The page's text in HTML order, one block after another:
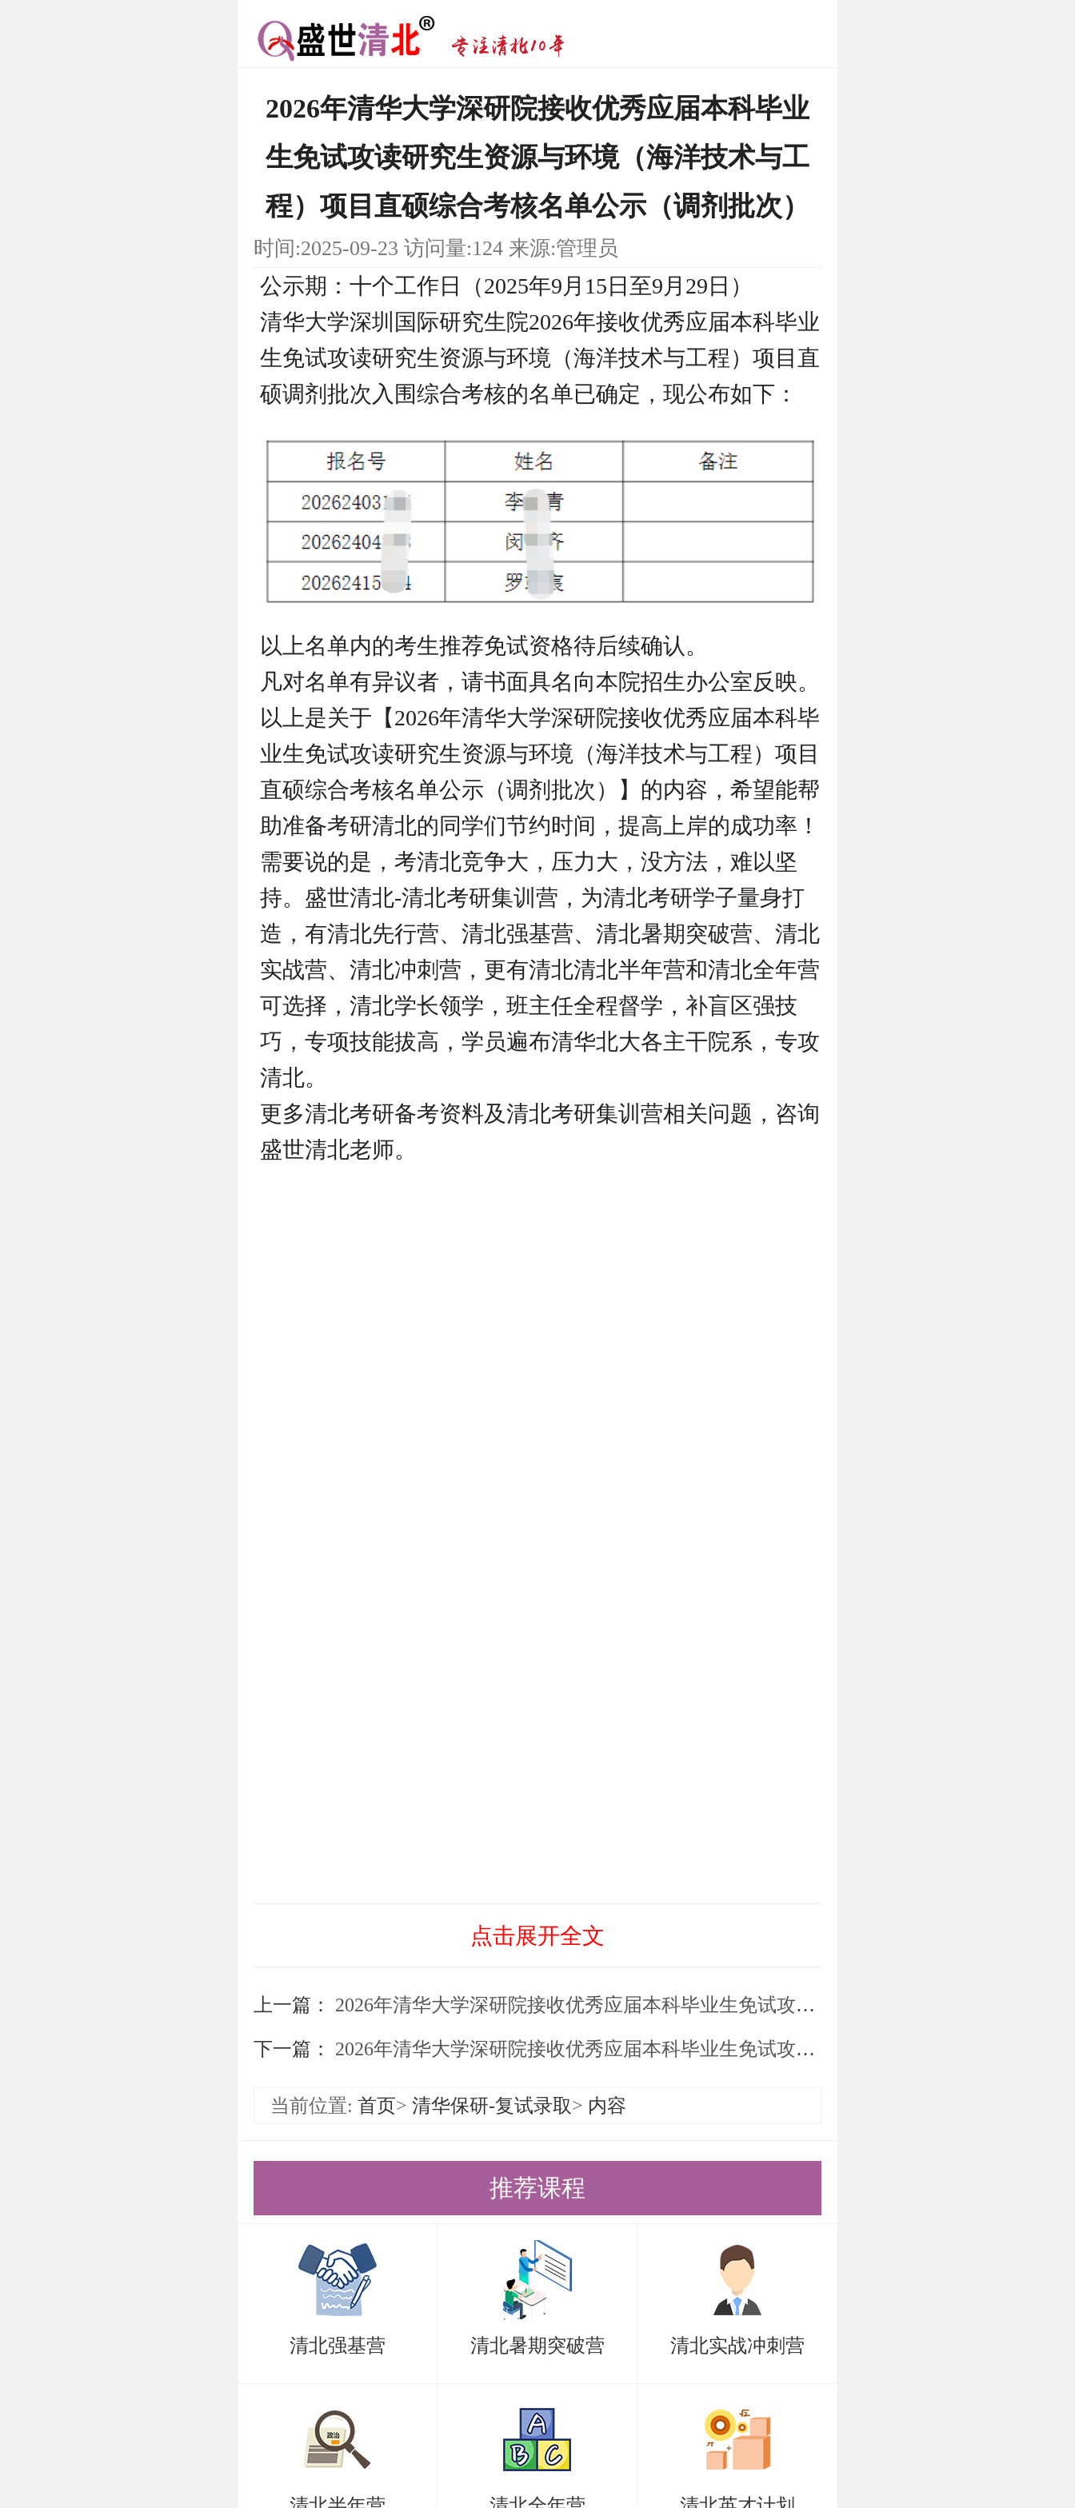
2026年清华大学深研院接收优秀应届本科毕业
生免试攻读研究生资源与环境（海洋技术与工
程）项目直硕综合考核名单公示（调剂批次）
时间:2025-09-23 访问量:124 来源:管理员
公示期：十个工作日（2025年9月15日至9月29日）
清华大学深圳国际研究生院2026年接收优秀应届本科毕业
生免试攻读研究生资源与环境（海洋技术与工程）项目直
硕调剂批次入围综合考核的名单已确定，现公布如下：
以上名单内的考生推荐免试资格待后续确认。
凡对名单有异议者，请书面具名向本院招生办公室反映。
以上是关于【2026年清华大学深研院接收优秀应届本科毕
业生免试攻读研究生资源与环境（海洋技术与工程）项目
直硕综合考核名单公示（调剂批次）】的内容，希望能帮
助准备考研清北的同学们节约时间，提高上岸的成功率！
需要说的是，考清北竞争大，压力大，没方法，难以坚
持。盛世清北-清北考研集训营，为清北考研学子量身打
造，有清北先行营、清北强基营、清北暑期突破营、清北
实战营、清北冲刺营，更有清北清北半年营和清北全年营
可选择，清北学长领学，班主任全程督学，补盲区强技
巧，专项技能拔高，学员遍布清华北大各主干院系，专攻
清北。
更多清北考研备考资料及清北考研集训营相关问题，咨询
盛世清北老师。
点击展开全文
上一篇： 2026年清华大学深研院接收优秀应届本科毕业生免试攻读研究生环境科学与新能源技术（全球环境与新能源（环境方向））直硕综合考核名单公示（调剂批次）
下一篇： 2026年清华大学深研院接收优秀应届本科毕业生免试攻读研究生土木水利（深研院-里约热内卢联邦大学海洋工程科学与技术双硕士学位项目）直硕综合考核名单公示（调剂批次）
当前位置: 首页> 清华保研-复试录取> 内容
推荐课程
清北强基营 清北暑期突破营 清北实战冲刺营